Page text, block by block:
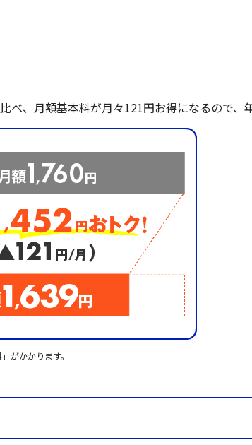
べ、月額基本料が月々121円お得になるので、
がかかります。